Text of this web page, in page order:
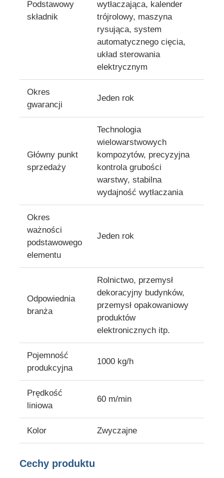
Linia wytłaczania dwustronnej śruby
Wielowarstwowa linia do wytłaczania
Linia produkcyjna foliarów
linia wytłaczania płyt plastikowych
linia wytłaczania płyt termoformujących
Linia produkcyjna arkuszy PP
Linia wytłaczania taśm ścieków z PVC
Maszyna do kalandru rolowego
Podstawowy
składnik
wytłaczająca, kalender
trójrolowy, maszyna
rysująca, system
automatycznego cięcia,
układ sterowania
elektrycznym
Okres
gwarancji
Jeden rok
Główny punkt
sprzedaży
Technologia
wielowarstwowych
kompozytów, precyzyjna
kontrola grubości
warstwy, stabilna
wydajność wytłaczania
Okres
ważności
podstawowego
elementu
Jeden rok
Odpowiednia
branża
Rolnictwo, przemysł
dekoracyjny budynków,
przemysł opakowaniowy
produktów
elektronicznych itp.
Pojemność
produkcyjna
1000 kg/h
Prędkość
liniowa
60 m/min
Kolor Zwyczajne
Cechy produktu